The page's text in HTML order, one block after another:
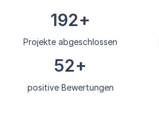
236+
Projekte abgeschlossen
64+
positive Bewertungen